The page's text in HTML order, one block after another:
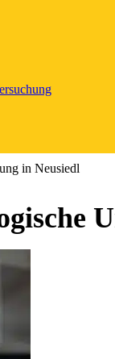
in Neusiedl